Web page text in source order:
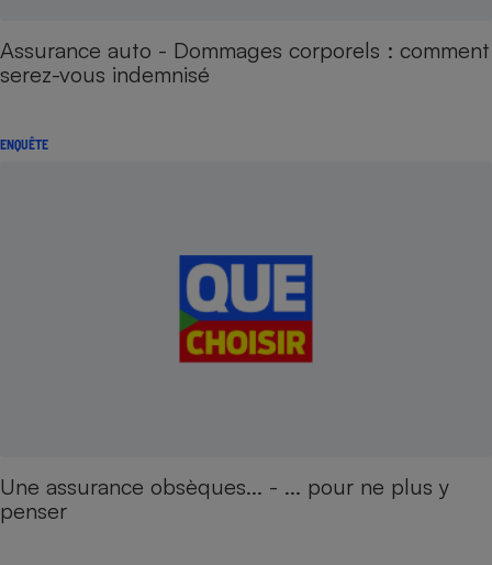
Assurance auto - Dommages corporels : comment
serez-vous indemnisé
ENQUÊTE
Une assurance obsèques... - ... pour ne plus y
penser